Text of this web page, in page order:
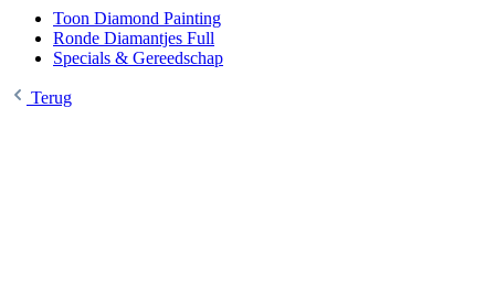
Toon Diamond Painting
Ronde Diamantjes Full
Specials & Gereedschap
Terug